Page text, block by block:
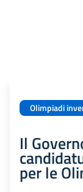
Olimpiadi
Il
per le